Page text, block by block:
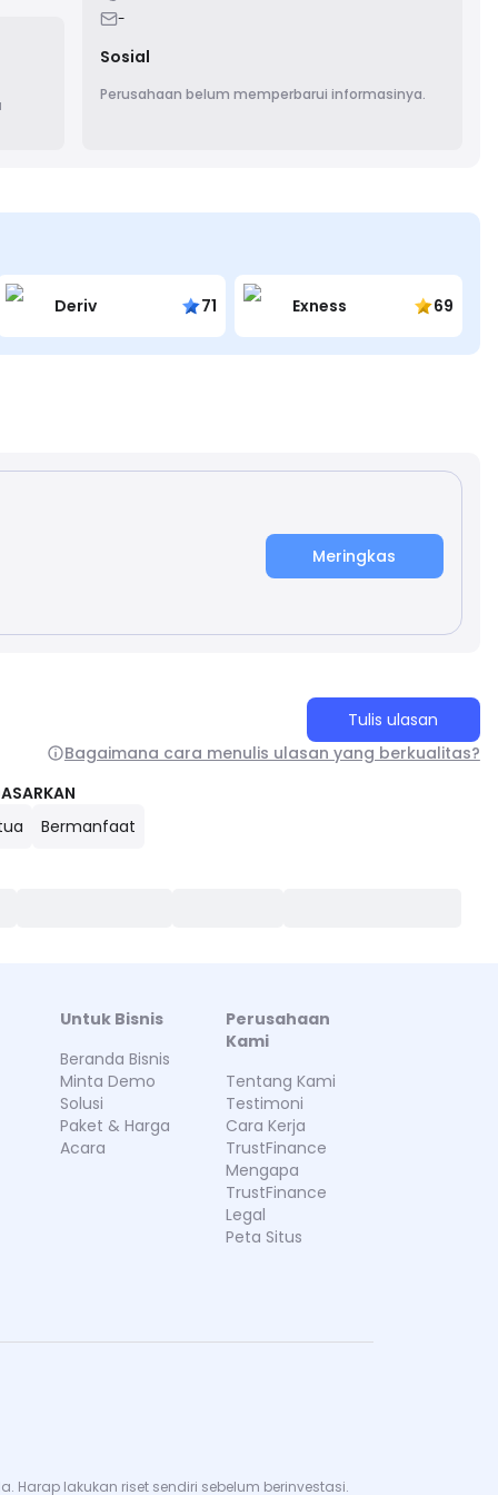
-
Sosial
Perusahaan belum memperbarui informasinya.
Deriv 71 Exness 69
Meringkas
Tulis ulasan
Bagaimana cara menulis ulasan yang berkualitas?
Bermanfaat
Untuk Bisnis
Beranda Bisnis
Minta Demo
Solusi
Paket & Harga
Acara
Perusahaan
Kami
Tentang Kami
Testimoni
Cara Kerja
TrustFinance
Mengapa
TrustFinance
Legal
Peta Situs
lakukan riset sendiri sebelum berinvestasi.